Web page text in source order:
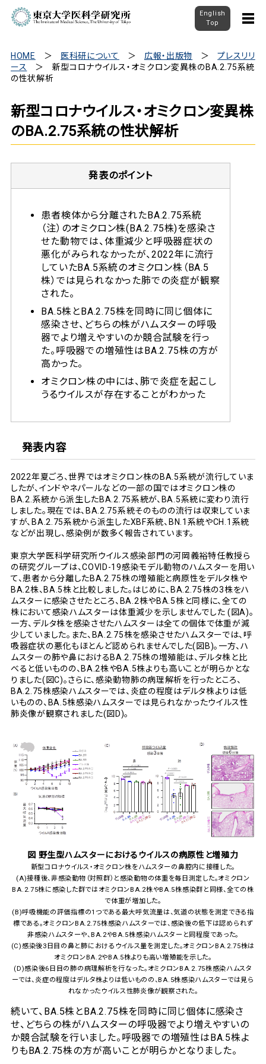
English
Top
HOME 医科研について 広報・出版物
プレスリリ
ース
新型コロナウイルス・オミクロン変異株のBA.2.75系統
の性状解析
新型コロナウイルス・オミクロン変異株
のBA.2.75系統の性状解析
発表のポイント
患者検体から分離されたBA.2.75系統
（注）のオミクロン株(BA.2.75株)を感染さ
せた動物では、体重減少と呼吸器症状の
悪化がみられなかったが、2022年に流行
していたBA.5系統のオミクロン株（BA.5
株）では見られなかった肺での炎症が観察
された。
BA.5株とBA.2.75株を同時に同じ個体に
感染させ、どちらの株がハムスターの呼吸
器でより増えやすいのか競合試験を行っ
た。呼吸器での増殖性はBA.2.75株の方が
高かった。
オミクロン株の中には、肺で炎症を起こし
うるウイルスが存在することがわかった
発表内容
2022年夏ごろ、世界ではオミクロン株のBA.5系統が流行していま
したが、インドやネパールなどの一部の国ではオミクロン株の
BA.2.系統から派生したBA.2.75系統が、BA.5系統に変わり流行
しました。現在では、BA.2.75系統そのものの流行は収束していま
すが、BA.2.75系統から派生したXBF系統、BN.1系統やCH.1系統
などが出現し、感染例が数多く報告されています。
東京大学医科学研究所ウイルス感染部門の河岡義裕特任教授ら
の研究グループは、COVID-19感染モデル動物のハムスターを用い
て、患者から分離したBA.2.75株の増殖能と病原性をデルタ株や
BA.2株、BA.5株と比較しました。はじめに、BA.2.75株の3株をハ
ムスターに感染させたところ、BA.2株やBA.5株と同様に、全ての
株において感染ハムスターは体重減少を示しませんでした (図A)。
一方、デルタ株を感染させたハムスターは全ての個体で体重が減
少していました。また、BA.2.75株を感染させたハムスターでは、呼
吸器症状の悪化もほとんど認められませんでした(図B)。一方、ハ
ムスターの肺や鼻におけるBA.2.75株の増殖能は、デルタ株と比
べると低いものの、BA.2株やBA.5株よりも高いことが明らかとな
りました(図C)。さらに、感染動物肺の病理解析を行ったところ、
BA.2.75株感染ハムスターでは、炎症の程度はデルタ株よりは低
いものの、BA.5株感染ハムスターでは見られなかったウイルス性
肺炎像が観察されました(図D)。
図 野生型ハムスターにおけるウイルスの病原性と増殖力
新型コロナウイルス・オミクロン株をハムスターの鼻腔内に接種した。
(A)接種後、非感染動物（対照群）と感染動物の体重を毎日測定した。オミクロン
BA.2.75株に感染した群ではオミクロンBA.2株やBA.5株感染群と同様、全ての株
で体重が増加した。
(B)呼吸機能の評価指標の1つである最大呼気流量は、気道の状態を測定できる指
標である。オミクロンBA.2.75株感染ハムスターでは、感染後の低下は認められず
非感染ハムスターや、BA.2やBA.5株感染ハムスターと同程度であった。
(C)感染後3日目の鼻と肺におけるウイルス量を測定した。オミクロンBA.2.75株は
オミクロンBA.2やBA.5株よりも高い増殖能を示した。
(D)感染後6日目の肺の病理解析を行なった。オミクロンBA.2.75株感染ハムスタ
ーでは、炎症の程度はデルタ株よりは低いものの、BA.5株感染ハムスターでは見ら
れなかったウイルス性肺炎像が観察された。
続いて、BA.5株とBA.2.75株を同時に同じ個体に感染さ
せ、どちらの株がハムスターの呼吸器でより増えやすいの
か競合試験を行いました。呼吸器での増殖性はBA.5株よ
りもBA.2.75株の方が高いことが明らかとなりました。